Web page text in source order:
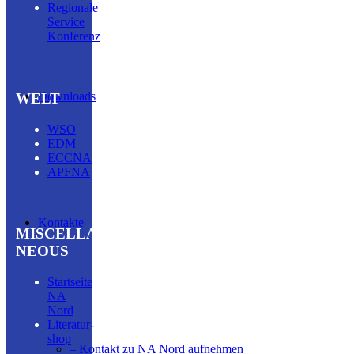
Downloads
Kontakte
– Kontakt zu NA Nord aufnehmen
Regionale
Service
Konferenz
WELT
WSO
EDM
ECCNA
APFNA
MISCELLA­
NEOUS
Startseite
NA
Nord
Literatur­
shop